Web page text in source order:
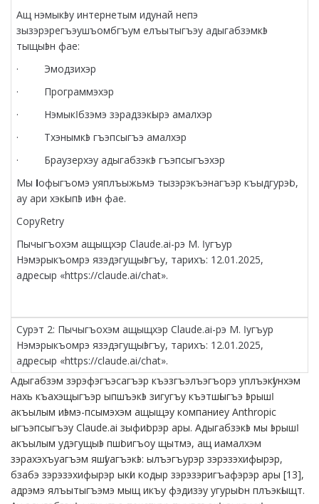
Ащ нэмыкӏэу интернетым идунай непэ
зызэрэрегъэушъомбгъум елъытыгъэу адыгабзэмкӏэ
тыщыӏэн фае:
· Эмодзихэр
· Программэхэр
· Нэмыкӏ бзэмэ зэрадзэкӏырэ амалхэр
· Тхэнымкӏэ гъэпсыгъэ амалхэр
· Браузерхэу адыгабзэкӏэ гъэпсыгъэхэр
Мы Іофыгъомэ уяплъыжьмэ тызэрэкъэнагъэр къыдгурэӏо,
ау ари хэкӏыпӏэ иӏэн фае.
CopyRetry
Пычыгъохэм ащыщхэр Claude.ai-рэ М. Ӏугъур
Нэмэрыкъомрэ язэдэгущыӏэгъу, тарихъ: 12.01.2025,
адресыр «https://claude.ai/chat».
Сурэт 2: Пычыгъохэм ащыщхэр Claude.ai-рэ М. Ӏугъур
Нэмэрыкъомрэ язэдэгущыӏэгъу, тарихъ: 12.01.2025,
адресыр «https://claude.ai/chat».
Адыгабзэм зэрэфэгъэсагъэр къэзгъэлъэгъорэ уплъэкӏунхэм
нахь къахэщыгъэр ыпшъэкӏэ зигугъу къэтшӏыгъэ ӏэрышӏ
акъылым иӏэмэ-псымэхэм ащыщэу компаниеу Anthropic
ыгъэпсыгъэу Claude.ai зыфиӏорэр ары. Адыгабзэкӏэ мы ӏэрышӏ
акъылым удэгущыӏэ пшӏоигъоу щытмэ, ащ иамалхэм
зэрахэхъуагъэм яшӏуагъэкӏэ: ылъэгъурэр зэрэзэхифырэр,
бзабэ зэрэзэхифырэр ыкӏи кодыр зэрэзэригъафэрэр ары [13],
адрэмэ ялъытыгъэмэ мыщ икъу фэдизэу угурыӏон плъэкӏыщт.